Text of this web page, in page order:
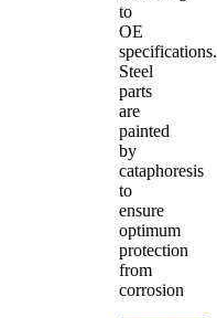
to
OE
specifications.
Steel
parts
are
painted
by
cataphoresis
to
ensure
optimum
protection
from
corrosion